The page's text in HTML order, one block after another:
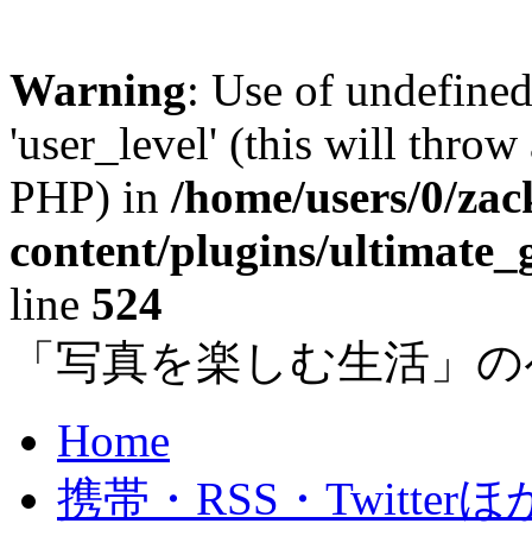
Warning: Use of
'user_level' (this will
PHP) in /home/users/0/
content/plugins/
line 524
「写真を楽しむ生活」
Home
携帯・RSS・Twitterほ